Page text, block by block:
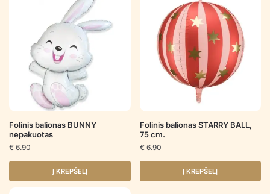
Folinis balionas BUNNY
nepakuotas
€ 6.90
Į KREPŠELĮ
Folinis balionas STARRY BALL,
75 cm.
€ 6.90
Į KREPŠELĮ